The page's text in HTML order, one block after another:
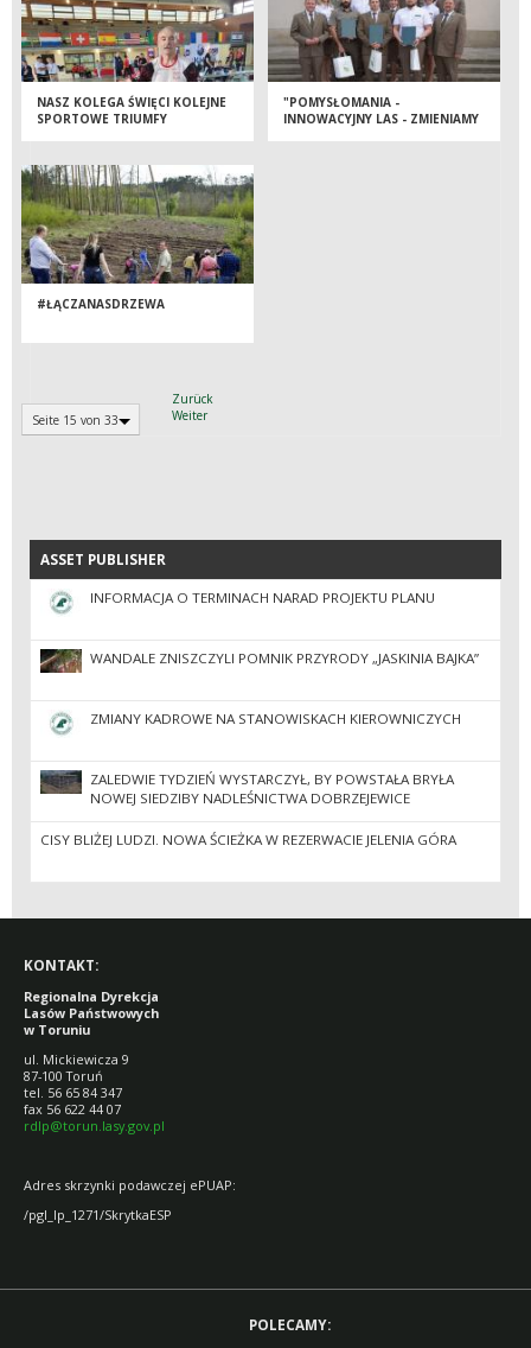
NASZ KOLEGA ŚWIĘCI KOLEJNE
SPORTOWE TRIUMFY
"POMYSŁOMANIA -
INNOWACYJNY LAS - ZMIENIAMY
#ŁĄCZANASDRZEWA
Seite 15 von 33
Zurück
Weiter
ASSET PUBLISHER
ASSET PUBLISHER
INFORMACJA O TERMINACH NARAD PROJEKTU PLANU
WANDALE ZNISZCZYLI POMNIK PRZYRODY „JASKINIA BAJKA”
ZMIANY KADROWE NA STANOWISKACH KIEROWNICZYCH
ZALEDWIE TYDZIEŃ WYSTARCZYŁ, BY POWSTAŁA BRYŁA
NOWEJ SIEDZIBY NADLEŚNICTWA DOBRZEJEWICE
CISY BLIŻEJ LUDZI. NOWA ŚCIEŻKA W REZERWACIE JELENIA GÓRA
KONTAKT:
Regionalna Dyrekcja
Lasów Państwowych
w Toruniu
ul. Mickiewicza 9
87-100 Toruń
tel. 56 65 84 347
fax 56 622 44 07
rdlp@torun.lasy.gov.pl
Adres skrzynki podawczej ePUAP:
/pgl_lp_1271/SkrytkaESP
POLECAMY: